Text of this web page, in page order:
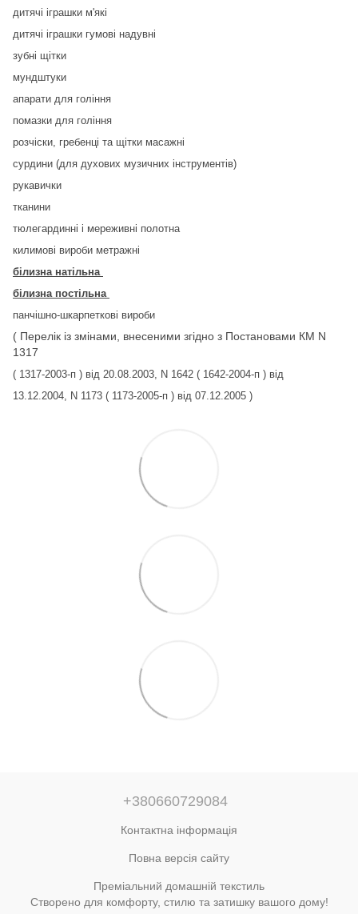
дитячі іграшки м'які
дитячі іграшки гумові надувні
зубні щітки
мундштуки
апарати для гоління
помазки для гоління
розчіски, гребенці та щітки масажні
сурдини (для духових музичних інструментів)
рукавички
тканини
тюлегардинні і мереживні полотна
килимові вироби метражні
білизна натільна
білизна постільна
панчішно-шкарпеткові вироби
( Перелік із змінами, внесеними згідно з Постановами КМ N
1317
( 1317-2003-п ) від 20.08.2003, N 1642 ( 1642-2004-п ) від
13.12.2004, N 1173 ( 1173-2005-п ) від 07.12.2005 )
+380660729084
Контактна інформація
Повна версія сайту
Преміальний домашній текстиль
Створено для комфорту, стилю та затишку вашого дому!